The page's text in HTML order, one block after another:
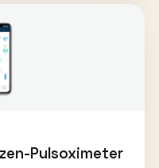
Pulsoximeter